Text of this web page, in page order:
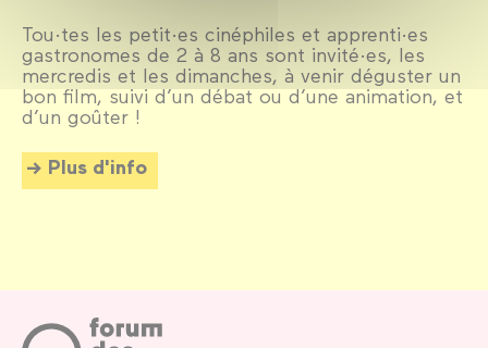
Tou·tes les petit·es cinéphiles et apprenti·es
gastronomes de 2 à 8 ans sont invité·es, les
mercredis et les dimanches, à venir déguster un
bon film, suivi d’un débat ou d’une animation, et
d’un goûter !
Plus d'info